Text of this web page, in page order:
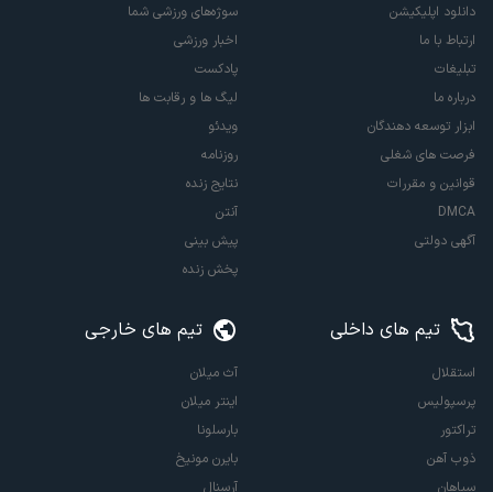
دانلود اپلیکیشن
ارتباط با ما
تبلیغات
درباره ما
ابزار توسعه دهندگان
فرصت های شغلی
قوانین و مقررات
DMCA
آگهی دولتی
سوژه‌های ورزشی شما
اخبار ورزشی
پادکست
لیگ ها و رقابت ها
ویدئو
روزنامه
نتایج زنده
آنتن
پیش بینی
پخش زنده
تیم های داخلی
استقلال
پرسپولیس
تراکتور
ذوب آهن
سپاهان
تیم های خارجی
آث میلان
اینتر میلان
بارسلونا
بایرن مونیخ
آرسنال